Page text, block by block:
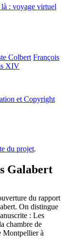
: voyage virtuel
Colbert François
XIV
et Copyright
du projet.
Galabert